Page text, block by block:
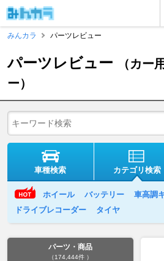
みんカラ
パーツレビュー
パーツレビュー
（カー
ー）
車種検索 カテゴリ検索
ホイール バッテリー
車高調
ドライブレコーダー
タイヤ
パーツ・商品
（174,444件 ）